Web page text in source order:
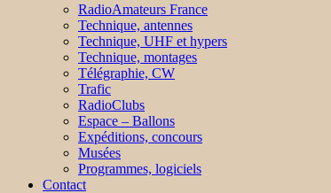
RadioAmateurs France
Technique, antennes
Technique, UHF et hypers
Technique, montages
Télégraphie, CW
Trafic
RadioClubs
Espace – Ballons
Expéditions, concours
Musées
Programmes, logiciels
Contact